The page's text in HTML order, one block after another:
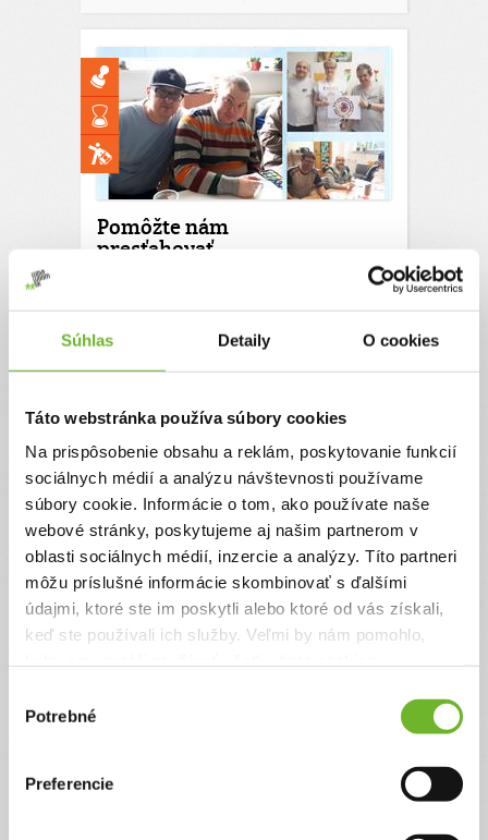
Súhlas Detaily O cookies
Táto webstránka používa súbory cookies
Na prispôsobenie obsahu a reklám, poskytovanie funkcií
sociálnych médií a analýzu návštevnosti používame
súbory cookie. Informácie o tom, ako používate naše
webové stránky, poskytujeme aj našim partnerom v
oblasti sociálnych médií, inzercie a analýzy. Títo partneri
môžu príslušné informácie skombinovať s ďalšími
údajmi, ktoré ste im poskytli alebo ktoré od vás získali,
keď ste používali ich služby. Veľmi by nám pomohlo,
súhlasu
Potrebné
Preferencie
Pomôžte nám
presťahovať
ľudí s duševnou
poruchou
prevádzku Rehabilitačného strediska a na
sťahovanie. Po 13 rokoch sa ideme presťahovať
do nových priestorov, kvôli výpovedi z nájmu z
doterajších priestorov.
458 €
Chcem vedieť viac
Zabezpečme prevádzku